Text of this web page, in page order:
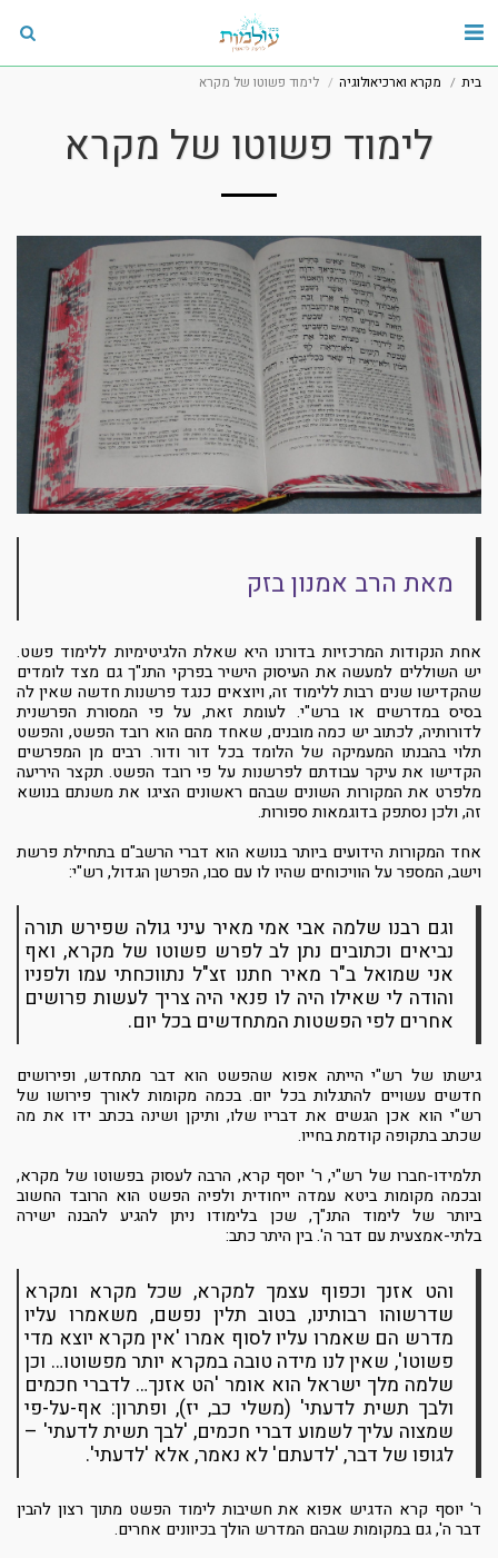
בית מקרא וארכיאולוגיה לימוד פשוטו של מקרא
לימוד פשוטו של מקרא
מאת הרב אמנון בזק
אחת הנקודות המרכזיות בדורנו היא שאלת הלגיטימיות ללימוד פשט.
יש השוללים למעשה את העיסוק הישיר בפרקי התנ"ך גם מצד לומדים
שהקדישו שנים רבות ללימוד זה, ויוצאים כנגד פרשנות חדשה שאין לה
בסיס במדרשים או ברש"י. לעומת זאת, על פי המסורת הפרשנית
לדורותיה, לכתוב יש כמה מובנים, שאחד מהם הוא רובד הפשט, והפשט
תלוי בהבנתו המעמיקה של הלומד בכל דור ודור. רבים מן המפרשים
הקדישו את עיקר עבודתם לפרשנות על פי רובד הפשט. תקצר היריעה
מלפרט את המקורות השונים שבהם ראשונים הציגו את משנתם בנושא
זה, ולכן נסתפק בדוגמאות ספורות.
אחד המקורות הידועים ביותר בנושא הוא דברי הרשב"ם בתחילת פרשת
וישב, המספר על הוויכוחים שהיו לו עם סבו, הפרשן הגדול, רש"י:
וגם רבנו שלמה אבי אמי מאיר עיני גולה שפירש תורה
נביאים וכתובים נתן לב לפרש פשוטו של מקרא, ואף
אני שמואל ב"ר מאיר חתנו זצ"ל נתווכחתי עמו ולפניו
והודה לי שאילו היה לו פנאי היה צריך לעשות פרושים
אחרים לפי הפשטות המתחדשים בכל יום.
גישתו של רש"י הייתה אפוא שהפשט הוא דבר מתחדש, ופירושים
חדשים עשויים להתגלות בכל יום. בכמה מקומות לאורך פירושו של
רש"י הוא אכן הגשים את דבריו שלו, ותיקן ושינה בכתב ידו את מה
שכתב בתקופה קודמת בחייו.
תלמידו-חברו של רש"י, ר' יוסף קרא, הרבה לעסוק בפשוטו של מקרא,
ובכמה מקומות ביטא עמדה ייחודית ולפיה הפשט הוא הרובד החשוב
ביותר של לימוד התנ"ך, שכן בלימודו ניתן להגיע להבנה ישירה
בלתי-אמצעית עם דבר ה'. בין היתר כתב:
והט אזנך וכפוף עצמך למקרא, שכל מקרא ומקרא
שדרשוהו רבותינו, בטוב תלין נפשם, משאמרו עליו
מדרש הם שאמרו עליו לסוף אמרו 'אין מקרא יוצא מדי
פשוטו', שאין לנו מידה טובה במקרא יותר מפשוטו… וכן
שלמה מלך ישראל הוא אומר 'הט אזנך… לדברי חכמים
ולבך תשית לדעתי' (משלי כב, יז), ופתרון: אף-על-פי
שמצוה עליך לשמוע דברי חכמים, 'לבך תשית לדעתי' –
לגופו של דבר, 'לדעתם' לא נאמר, אלא 'לדעתי'.
ר' יוסף קרא הדגיש אפוא את חשיבות לימוד הפשט מתוך רצון להבין
דבר ה', גם במקומות שבהם המדרש הולך בכיוונים אחרים.